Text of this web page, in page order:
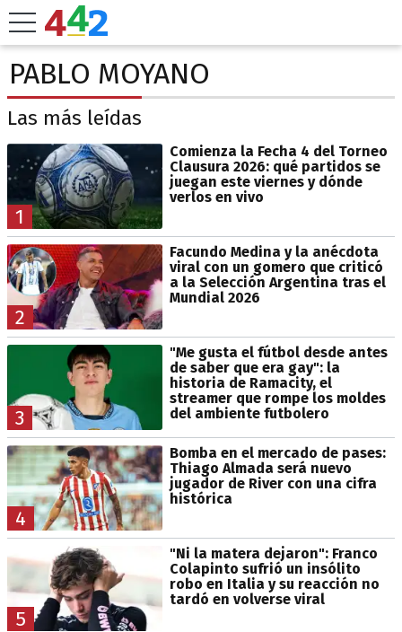
PABLO MOYANO
Las más leídas
1
Comienza la Fecha 4 del Torneo
Clausura 2026: qué partidos se
juegan este viernes y dónde
verlos en vivo
2
Facundo Medina y la anécdota
viral con un gomero que criticó
a la Selección Argentina tras el
Mundial 2026
3
"Me gusta el fútbol desde antes
de saber que era gay": la
historia de Ramacity, el
streamer que rompe los moldes
del ambiente futbolero
4
Bomba en el mercado de pases:
Thiago Almada será nuevo
jugador de River con una cifra
histórica
5
"Ni la matera dejaron": Franco
Colapinto sufrió un insólito
robo en Italia y su reacción no
tardó en volverse viral